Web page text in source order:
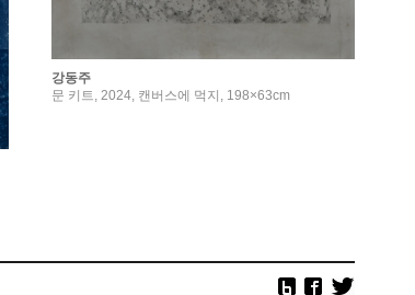
강동주
문 키트, 2024, 캔버스에 먹지, 198×63cm